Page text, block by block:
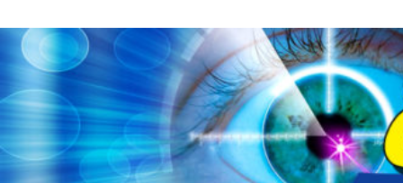
to
contentvinivida.lk